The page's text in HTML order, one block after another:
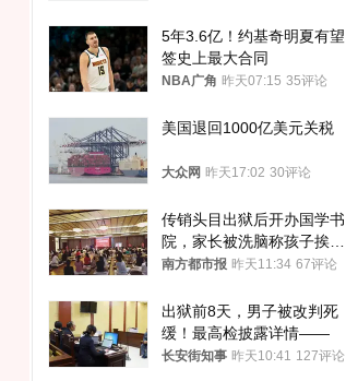
5年3.6亿！约基奇明夏有望
签史上最大合同
NBA广角 昨天07:15 35评论
美国退回1000亿美元关税
大众网 昨天17:02 30评论
传销头目出狱后开办国学书
院，家长被洗脑称孩子挨打
才有效果
南方都市报 昨天11:34 67评论
出狱前8天，男子被改判死
缓！最高检披露详情——
长安街知事 昨天10:41 127评论